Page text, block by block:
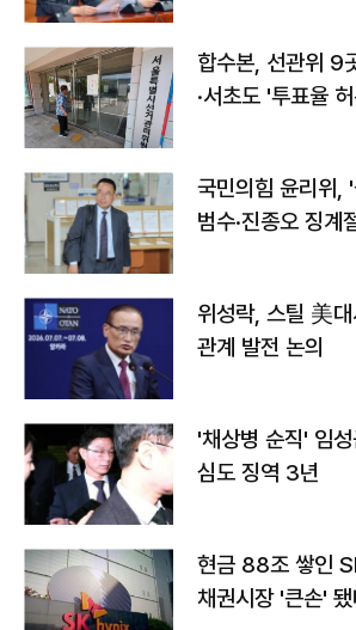
합수본, 선관위 9
·서초도 '투표율
국민의힘 윤리위,
범수·진종오 징계
위성락, 스틸 美
관계 발전 논의
'채상병 순직' 임
심도 징역 3년
현금 88조 쌓인
채권시장 '큰손'